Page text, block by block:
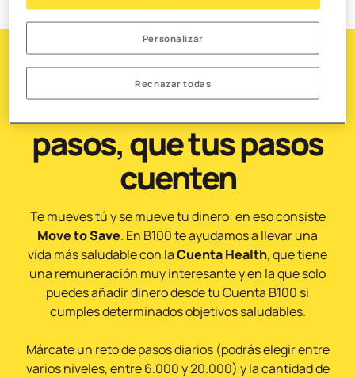
Además de contar
pasos, que tus pasos
cuenten
Te mueves tú y se mueve tu dinero: en eso consiste
Move to Save. En B100 te ayudamos a llevar una
vida más saludable con laCuenta Health, que tiene
una remuneración muy interesante y en la que solo
puedes añadir dinero desde tu Cuenta B100 si
cumples determinados objetivos saludables.
Márcate un reto de pasos diarios (podrás elegir entre
varios niveles, entre 6.000 y 20.000) y la cantidad de
Rechazar todas
Personalizar